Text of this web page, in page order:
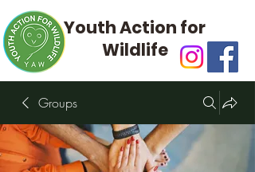
Youth Action for
Wildlife
Groups